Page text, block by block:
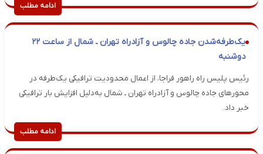
ادامه مطلب
یک‌طرفه‌شدن جاده چالوس و آزادراه تهران ـ شمال از ساعت ۲۲
دوشنبه
رئیس پلیس راه راهور فراجا، از اعمال محدودیت ترافیکی یک‌طرفه در
محورهای جاده چالوس و آزادراه تهران ـ شمال به‌دلیل افزایش بار ترافیکی
خبر داد.
ادامه مطلب